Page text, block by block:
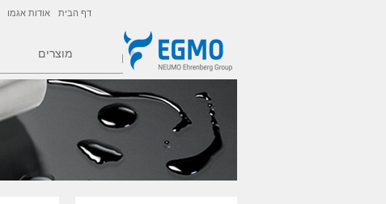
דף הבית אודות אגמו
מוצרים